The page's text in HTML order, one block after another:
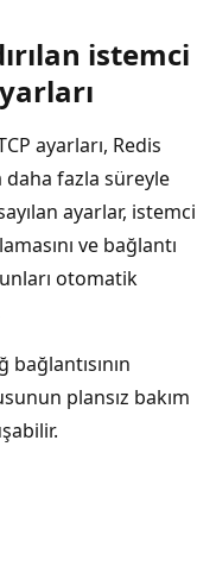
istemci
ayarları, Redis
daha fazla süreyle
ayarlar, istemci
ve bağlantı
otomatik
plansız bakım